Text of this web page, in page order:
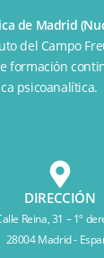
de Madrid
del Campo
formación
psicoanalítica.
DIRECCIÓN
Reina, 31 – 1º
28004 Madrid -